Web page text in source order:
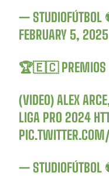
— STUDIOFÚTBOL
FEBRUARY 5, 2025
🏆​🇪🇨 PREMIOS
(VIDEO) ALEX
LIGA PRO 2024
— STUDIOFÚTBOL